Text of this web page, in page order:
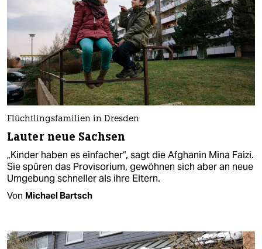
Flüchtlingsfamilien in Dresden
Lauter neue Sachsen
„Kinder haben es einfacher“, sagt die Afghanin Mina Faizi.
Sie spüren das Provisorium, gewöhnen sich aber an neue
Umgebung schneller als ihre Eltern.
Von Michael Bartsch